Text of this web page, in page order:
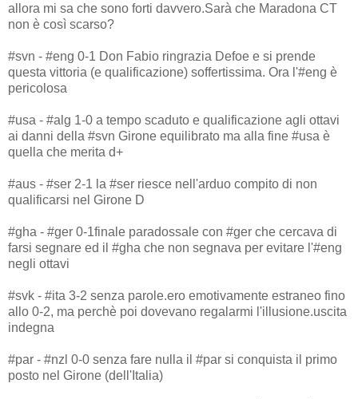
allora mi sa che sono forti davvero.Sarà che Maradona CT
non è così scarso?
#svn - #eng 0-1 Don Fabio ringrazia Defoe e si prende
questa vittoria (e qualificazione) soffertissima. Ora l'#eng è
pericolosa
#usa - #alg 1-0 a tempo scaduto e qualificazione agli ottavi
ai danni della #svn Girone equilibrato ma alla fine #usa è
quella che merita d+
#aus - #ser 2-1 la #ser riesce nell'arduo compito di non
qualificarsi nel Girone D
#gha - #ger 0-1finale paradossale con #ger che cercava di
farsi segnare ed il #gha che non segnava per evitare l'#eng
negli ottavi
#svk - #ita 3-2 senza parole.ero emotivamente estraneo fino
allo 0-2, ma perchè poi dovevano regalarmi l'illusione.uscita
indegna
#par - #nzl 0-0 senza fare nulla il #par si conquista il primo
posto nel Girone (dell'Italia)